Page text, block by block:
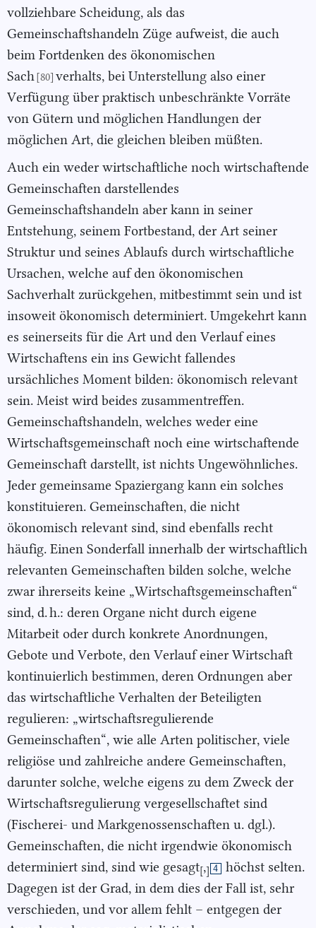
vollziehbare Scheidung, als das
Gemeinschaftshandeln Züge aufweist, die auch
beim Fortdenken des ökonomischen
Sach[80] verhalts, bei Unterstellung also einer
Verfügung über praktisch unbeschränkte Vorräte
von Gütern und möglichen Handlungen der
möglichen Art, die gleichen bleiben müßten.
Auch ein weder wirtschaftliche noch wirtschaftende
Gemeinschaften darstellendes
Gemeinschaftshandeln aber kann in seiner
Entstehung, seinem Fortbestand, der Art seiner
Struktur und seines Ablaufs durch wirtschaftliche
Ursachen, welche auf den ökonomischen
Sachverhalt zurückgehen, mitbestimmt sein und ist
insoweit ökonomisch determiniert. Umgekehrt kann
es seinerseits für die Art und den Verlauf eines
Wirtschaftens ein ins Gewicht fallendes
ursächliches Moment bilden: ökonomisch relevant
sein. Meist wird beides zusammentreffen.
Gemeinschaftshandeln, welches weder eine
Wirtschaftsgemeinschaft noch eine wirtschaftende
Gemeinschaft darstellt, ist nichts Ungewöhnliches.
Jeder gemeinsame Spaziergang kann ein solches
konstituieren. Gemeinschaften, die nicht
ökonomisch relevant sind, sind ebenfalls recht
häufig. Einen Sonderfall innerhalb der wirtschaftlich
relevanten Gemeinschaften bilden solche, welche
zwar ihrerseits keine „Wirtschaftsgemeinschaften“
sind, d. h.: deren Organe nicht durch eigene
Mitarbeit oder durch konkrete Anordnungen,
Gebote und Verbote, den Verlauf einer Wirtschaft
kontinuierlich bestimmen, deren Ordnungen aber
das wirtschaftliche Verhalten der Beteiligten
regulieren: „wirtschaftsregulierende
Gemeinschaften“, wie alle Arten politischer, viele
religiöse und zahlreiche andere Gemeinschaften,
darunter solche, welche eigens zu dem Zweck der
Wirtschaftsregulierung vergesellschaftet sind
(Fischerei- und Markgenossenschaften u. dgl.).
Gemeinschaften, die nicht irgendwie ökonomisch
determiniert sind, sind wie gesagt[,] 4
höchst selten.
Dagegen ist der Grad, in dem dies der Fall ist, sehr
verschieden, und vor allem fehlt – entgegen der